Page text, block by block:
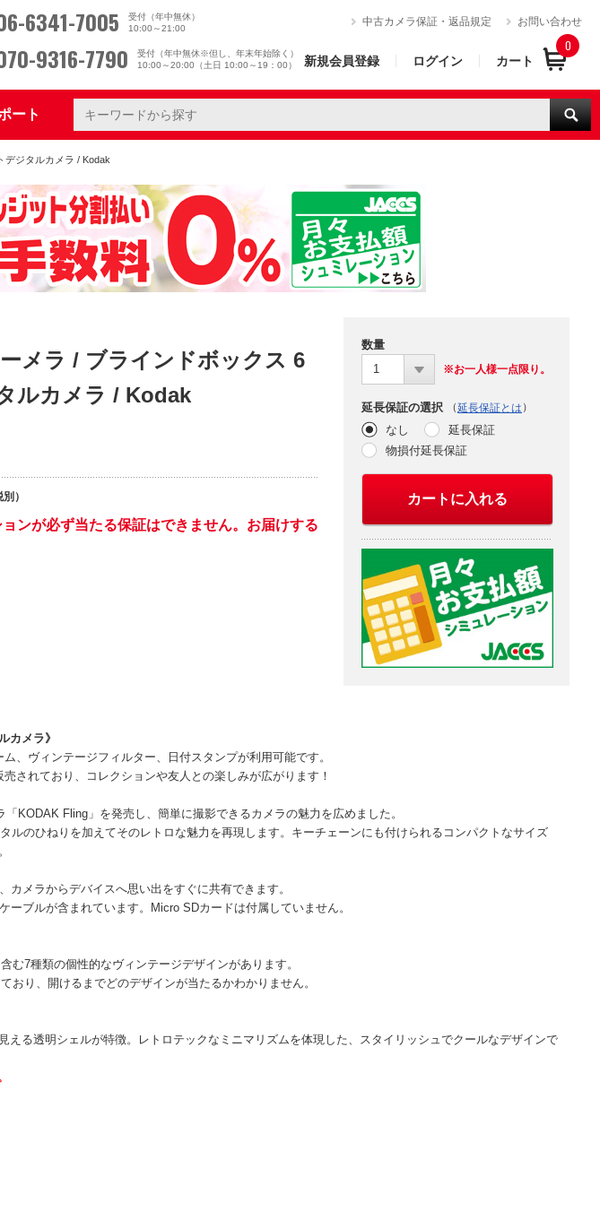
6341-7005
受付（年中無休）
10:00～21:00
9316-7790
受付（年中無休※但し、年末年始除く）
10:00～20:00（土日 10:00～19：00）
中古カメラ保証・返品規定 お問い合わせ
新規会員登録 ログイン カート
0
ート
デジタルカメラ / Kodak
メラ / ブラインドボックス 6
ルカメラ / Kodak
別）
ンが必ず当たる保証はできません。お届けする
数量
1
※お一人様一点限り。
延長保証の選択 （延長保証とは ）
なし
延長保証
物損付延長保証
カートに入れる
カメラ》
、ヴィンテージフィルター、日付スタンプが利用可能です。
されており、コレクションや友人との楽しみが広がります！
KODAK Fling」を発売し、簡単に撮影できるカメラの魅力を広めました。
ルのひねりを加えてそのレトロな魅力を再現します。キーチェーンにも付けられるコンパクトなサイズ
メラからデバイスへ思い出をすぐに共有できます。
ブルが含まれています。Micro SDカードは付属していません。
む7種類の個性的なヴィンテージデザインがあります。
おり、開けるまでどのデザインが当たるかわかりません。
える透明シェルが特徴。レトロテックなミニマリズムを体現した、スタイリッシュでクールなデザインで